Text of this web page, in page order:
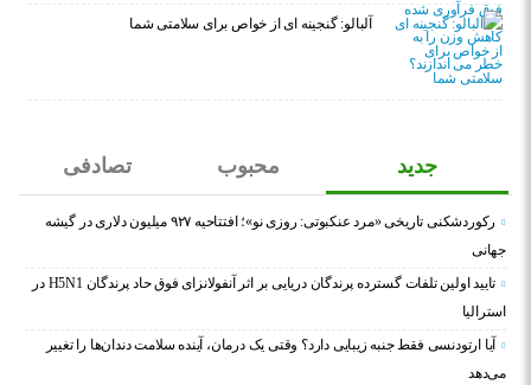
آلبالو: گنجینه ای از خواص برای سلامتی شما
جدید محبوب تصادفی
رکوردشکنی تاریخی «مرد عنکبوتی: روزی نو»؛ افتتاحیه ۹۲۷ میلیون دلاری در گیشه
جهانی
تایید اولین تلفات گسترده پرندگان دریایی بر اثر آنفولانزای فوق حاد پرندگان H5N1 در
استرالیا
آیا ارتودنسی فقط جنبه زیبایی دارد؟ وقتی یک درمان، آینده سلامت دندان‌ها را تغییر
می‌دهد